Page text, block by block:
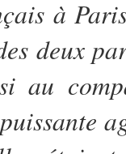
à
deux
au